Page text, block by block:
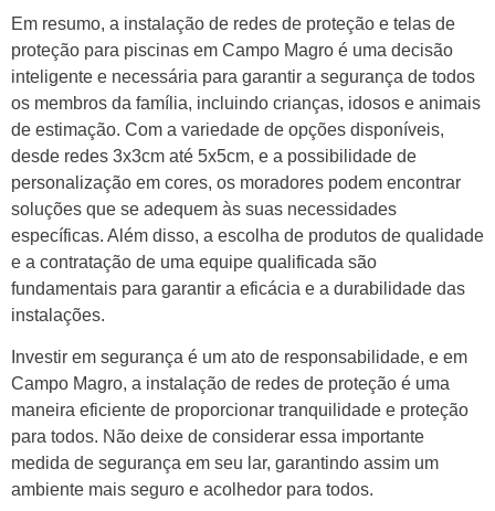
Em resumo, a instalação de redes de proteção e telas de
proteção para piscinas em Campo Magro é uma decisão
inteligente e necessária para garantir a segurança de todos
os membros da família, incluindo crianças, idosos e animais
de estimação. Com a variedade de opções disponíveis,
desde redes 3x3cm até 5x5cm, e a possibilidade de
personalização em cores, os moradores podem encontrar
soluções que se adequem às suas necessidades
específicas. Além disso, a escolha de produtos de qualidade
e a contratação de uma equipe qualificada são
fundamentais para garantir a eficácia e a durabilidade das
instalações.
Investir em segurança é um ato de responsabilidade, e em
Campo Magro, a instalação de redes de proteção é uma
maneira eficiente de proporcionar tranquilidade e proteção
para todos. Não deixe de considerar essa importante
medida de segurança em seu lar, garantindo assim um
ambiente mais seguro e acolhedor para todos.